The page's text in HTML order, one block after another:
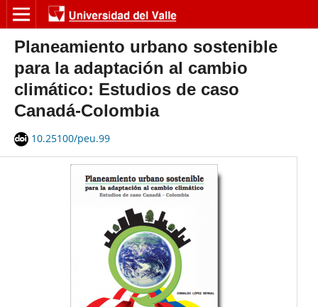
Planeamiento urbano sostenible
para la adaptación al cambio
climático: Estudios de caso
Canadá-Colombia
10.25100/peu.99